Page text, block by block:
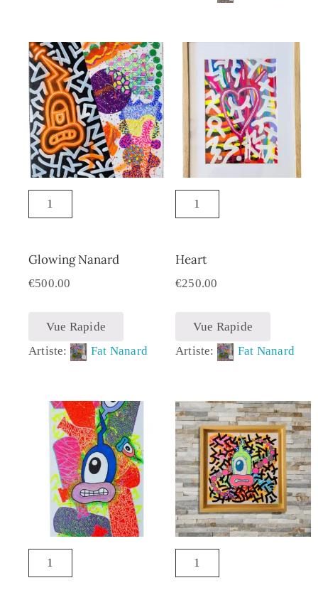
Glowing Nanard
€500.00
Vue Rapide
Artiste:
Fat Nanard
Heart
€250.00
Vue Rapide
Artiste:
Fat Nanard